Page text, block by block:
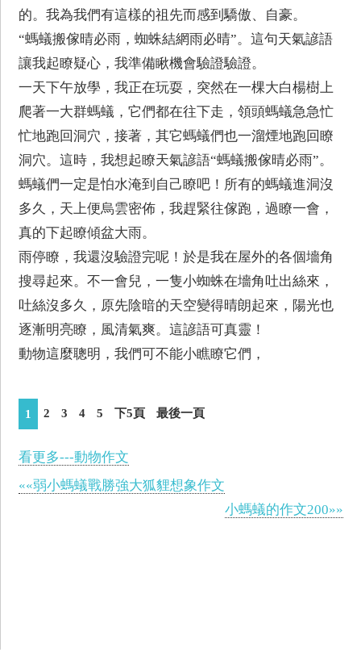
的。我為我們有這樣的祖先而感到驕傲、自豪。
“螞蟻搬傢晴必雨，蜘蛛結網雨必晴”。這句天氣諺語
讓我起瞭疑心，我準備瞅機會驗證驗證。
一天下午放學，我正在玩耍，突然在一棵大白楊樹上
爬著一大群螞蟻，它們都在往下走，領頭螞蟻急急忙
忙地跑回洞穴，接著，其它螞蟻們也一溜煙地跑回瞭
洞穴。這時，我想起瞭天氣諺語“螞蟻搬傢晴必雨”。
螞蟻們一定是怕水淹到自己瞭吧！所有的螞蟻進洞沒
多久，天上便烏雲密佈，我趕緊往傢跑，過瞭一會，
真的下起瞭傾盆大雨。
雨停瞭，我還沒驗證完呢！於是我在屋外的各個墻角
搜尋起來。不一會兒，一隻小蜘蛛在墻角吐出絲來，
吐絲沒多久，原先陰暗的天空變得晴朗起來，陽光也
逐漸明亮瞭，風清氣爽。這諺語可真靈！
動物這麼聰明，我們可不能小瞧瞭它們，
1 2 3 4 5 下5頁 最後一頁
看更多---動物作文
««弱小螞蟻戰勝強大狐貍想象作文
小螞蟻的作文200»»